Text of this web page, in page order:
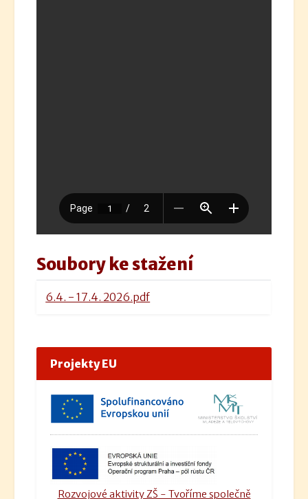
Soubory ke stažení
6.4. - 17.4. 2026.pdf
Projekty EU
Rozvojové aktivity ZŠ - Tvoříme společně